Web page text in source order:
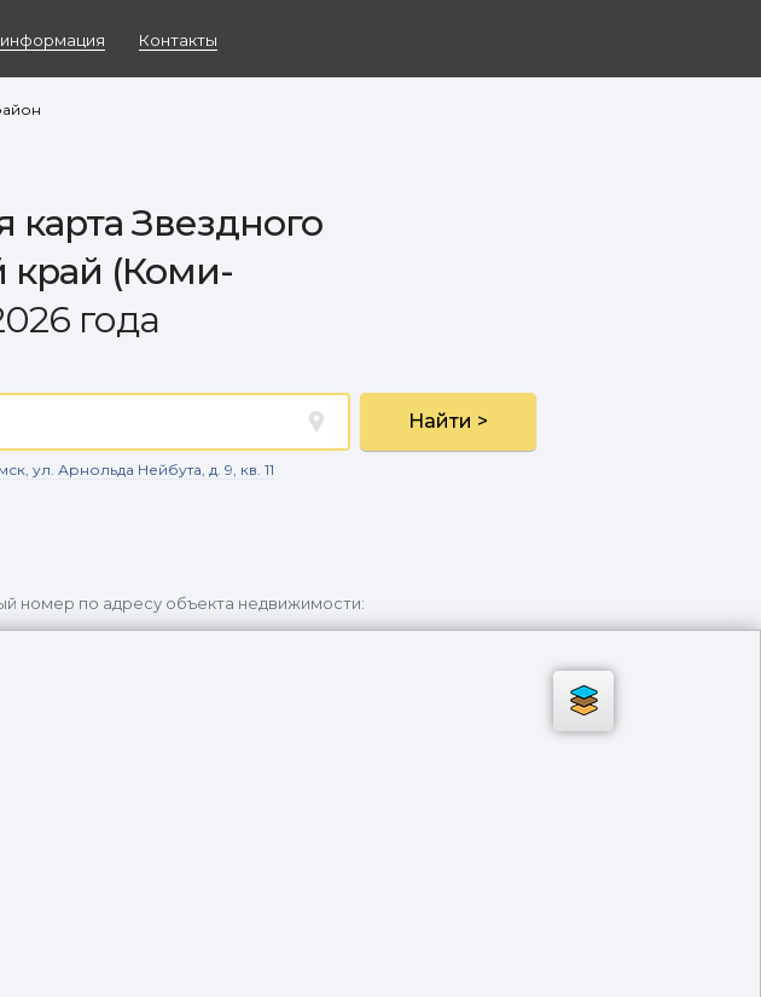
Контакты
карта Звездного
край (Коми-
года
ул. Арнольда Нейбута, д. 9, кв. 11
Найти >
номер по адресу объекта недвижимости: